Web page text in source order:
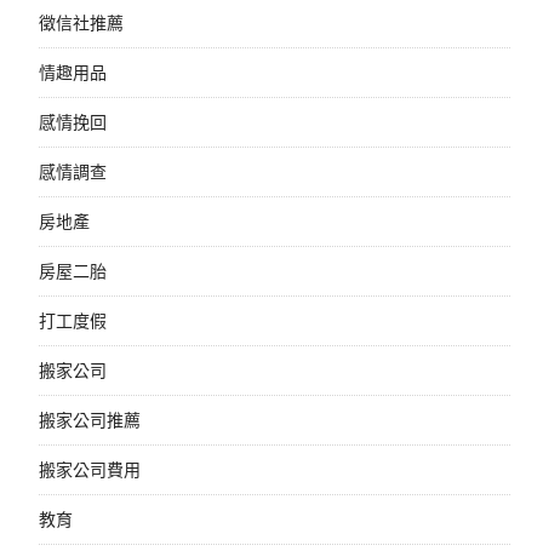
徵信社推薦
情趣用品
感情挽回
感情調查
房地產
房屋二胎
打工度假
搬家公司
搬家公司推薦
搬家公司費用
教育